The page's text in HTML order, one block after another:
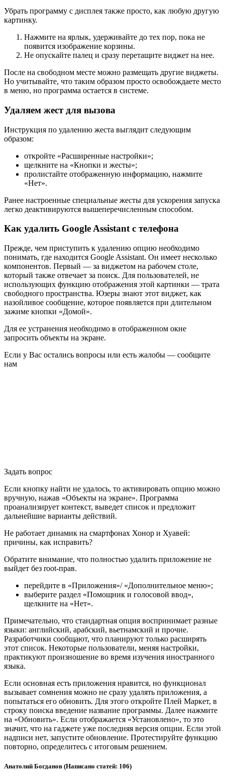
Убрать программу с дисплея также просто, как любую другую
картинку.
Нажмите на ярлык, удерживайте до тех пор, пока не
появится изображение корзины.
Не опускайте палец и сразу перетащите виджет на нее.
После на свободном месте можно размещать другие виджеты.
Но учитывайте, что таким образом просто освобождаете место
в меню, но программа остается в системе.
Удаляем жест для вызова
Инструкция по удалению жеста выглядит следующим
образом:
откройте «Расширенные настройки»;
щелкните на «Кнопки и жесты»;
пролистайте отображенную информацию, нажмите
«Нет».
Ранее настроенные специальные жесты для ускорения запуска
легко деактивируются вышеперечисленным способом.
Как удалить Google Assistant с телефона
Прежде, чем приступить к удалению опцию необходимо
понимать, где находится Google Assistant. Он имеет несколько
компонентов. Первый — за виджетом на рабочем столе,
который также отвечает за поиск. Для пользователей, не
использующих функцию отображения этой картинки — трата
свободного пространства. Юзеры знают этот виджет, как
назойливое сообщение, которое появляется при длительном
зажиме кнопки «Домой».
Для ее устранения необходимо в отображенном окне
запросить объекты на экране.
Если у Вас остались вопросы или есть жалобы — сообщите
нам
Задать вопрос
Если кнопку найти не удалось, то активировать опцию можно
вручную, нажав «Объекты на экране». Программа
проанализирует контекст, выведет список и предложит
дальнейшие варианты действий.
Не работает динамик на смартфонах Хонор и Хуавей:
причины, как исправить?
Обратите внимание, что полностью удалить приложение не
выйдет без root-прав.
перейдите в «Приложения»/ «Дополнительное меню»;
выберите раздел «Помощник и голосовой ввод»,
щелкните на «Нет».
Примечательно, что стандартная опция воспринимает разные
языки: английский, арабский, вьетнамский и прочие.
Разработчики сообщают, что планируют только расширять
этот список. Некоторые пользователи, меняя настройки,
практикуют произношение во время изучения иностранного
языка.
Если основная есть приложения нравится, но функционал
вызывает сомнения можно не сразу удалять приложения, а
попытаться его обновить. Для этого откройте Плей Маркет, в
строку поиска введение название программы. Далее нажмите
на «Обновить». Если отображается «Установлено», то это
значит, что на гаджете уже последняя версия опции. Если этой
надписи нет, запустите обновление. Протестируйте функцию
повторно, определитесь с итоговым решением.
Анатолий Богданов (Написано статей: 106)